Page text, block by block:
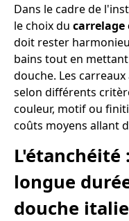
Dans le cadre de
le choix du
doit rester
bains tout en
douche. Les
selon différents
couleur, motif ou
coûts moyens allant
L'étanchéité
longue
douche